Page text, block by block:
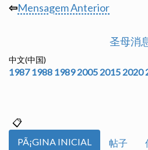
⇦Mensagem Anterior
圣母消
中文(中国)
1987 1988 1989 2005 2015 2020
PÃ¡GINA INICIAL 帖子